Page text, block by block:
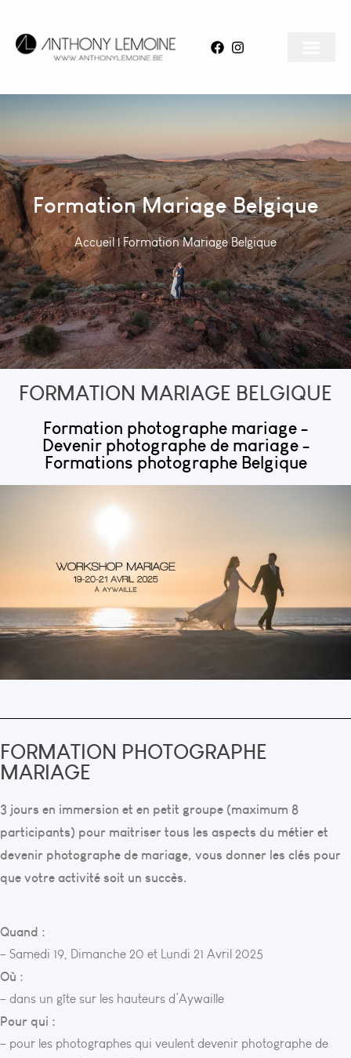
Formation Mariage Belgique
Accueil|Formation Mariage Belgique
FORMATION MARIAGE BELGIQUE
Formation photographe mariage -
Devenir photographe de mariage -
Formations photographe Belgique
FORMATION PHOTOGRAPHE
MARIAGE
3 jours en immersion et en petit groupe (maximum 8
participants) pour maitriser tous les aspects du métier et
devenir photographe de mariage, vous donner les clés pour
que votre activité soit un succès.
Quand :
– Samedi 19, Dimanche 20 et Lundi 21 Avril 2025
Où :
– dans un gîte sur les hauteurs d’Aywaille
Pour qui :
– pour les photographes qui veulent devenir photographe de